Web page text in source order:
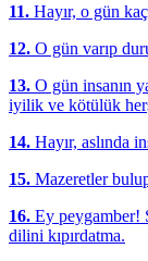
11. Hayır, o gün
12. O gün varıp
13. O gün insanın
iyilik ve kötülük
14. Hayır, aslında
15. Mazeretler
16. Ey peygamber!
dilini kıpırdatma.